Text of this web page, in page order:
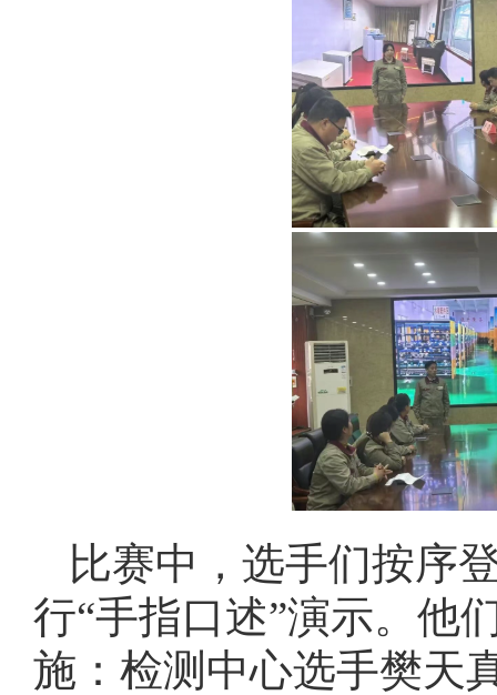
比赛中，选手们按序
行“手指口述”演示。他
施：检测中心选手樊天